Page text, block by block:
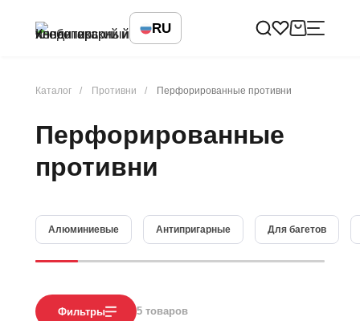
RU
Каталог Противни Перфорированные противни
Перфорированные
противни
Алюминиевые Антипригарные Для багетов
Фильтры 5 товаров